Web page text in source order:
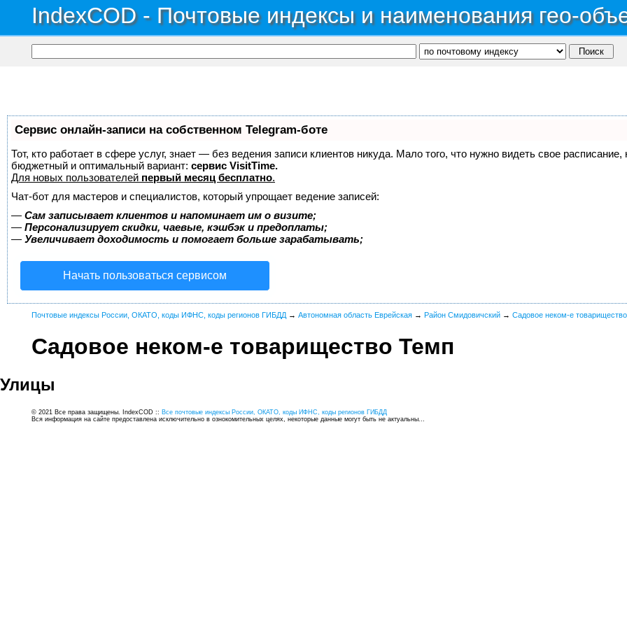
IndexCOD - Почтовые индексы и наименования гео-
Сервис онлайн-записи на собственном Telegram-боте
Тот, кто работает в сфере услуг, знает — без ведения записи клиентов никуда. Мало того, что нужно видеть свое
бюджетный и оптимальный вариант: сервис VisitTime.
Для новых пользователей первый месяц бесплатно.
Чат-бот для мастеров и специалистов, который упрощает ведение записей:
— Сам записывает клиентов и напоминает им о визите;
— Персонализирует скидки, чаевые, кэшбэк и предоплаты;
— Увеличивает доходимость и помогает больше зарабатывать;
Начать пользоваться сервисом
Почтовые индексы России, ОКАТО, коды ИФНС, коды регионов ГИБДД → Автономная область Еврейская → Район Смидовичский → Садовое неком-е
Садовое неком-е товарищество Темп
Улицы
© 2021 Все права защищены. IndexCOD :: Все почтовые индексы России, ОКАТО, коды ИФНС, коды регионов ГИБДД
Вся информация на сайте предоставлена исключительно в ознокомительных целях, некоторые данные могут быть не актуальны...